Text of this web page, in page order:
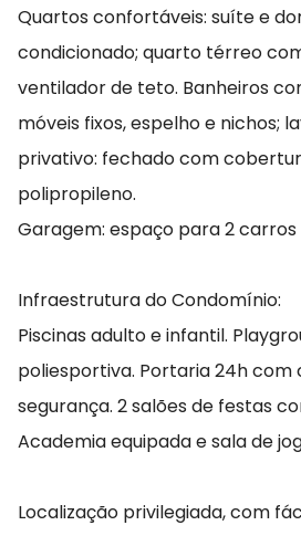
Quartos confortáveis: suíte e
condicionado; quarto térreo
ventilador de teto. Banheiros
móveis fixos, espelho e nichos;
privativo: fechado com
polipropileno.
Garagem: espaço para 2 carros
Infraestrutura do Condomínio:
Piscinas adulto e infantil.
poliesportiva. Portaria 24h com
segurança. 2 salões de festas
Academia equipada e sala de
Localização privilegiada, com